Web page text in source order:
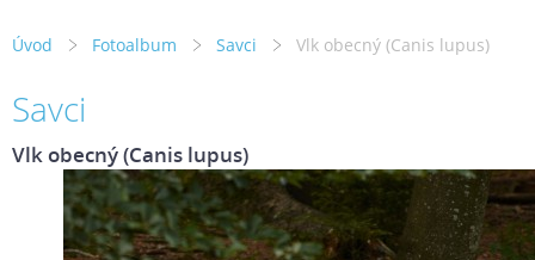
Úvod Fotoalbum Savci Vlk obecný (Canis lupus)
Savci
Vlk obecný (Canis lupus)